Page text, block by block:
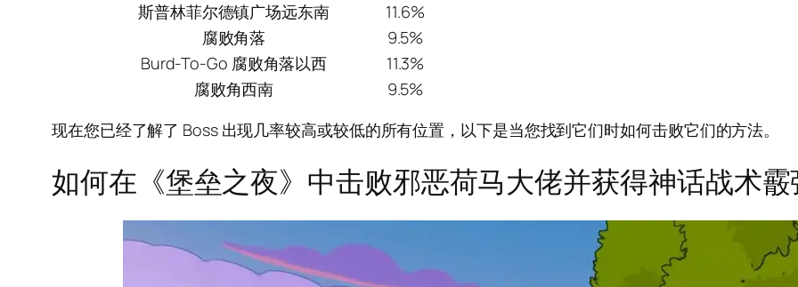
斯普林菲尔德镇广场远东南
11.6%
腐败角落
9.5%
Burd-To-Go 腐败角落以西
11.3%
腐败角西南
9.5%
现在您已经了解了 Boss 出现几率较高或较低的所有位置，以下是当您找到它们时如何击败它们的方法。
如何在《堡垒之夜》中击败邪恶荷马大佬并获得神话战术